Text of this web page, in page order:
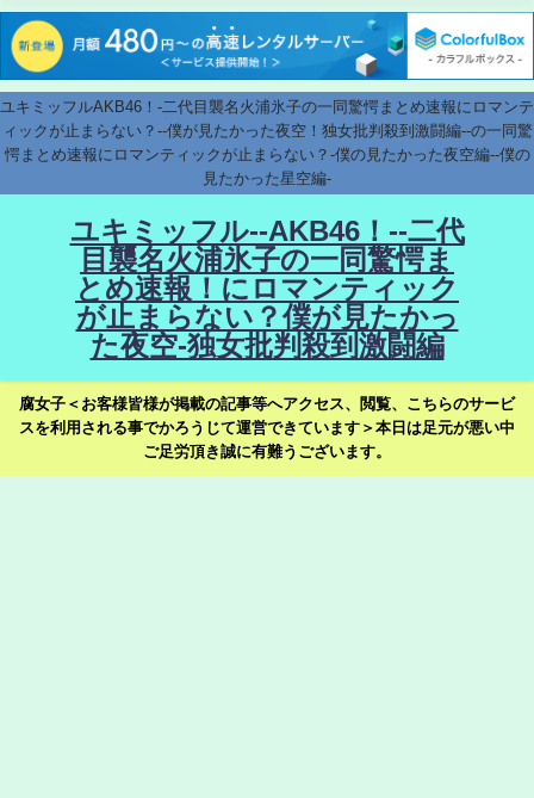
ユキミッフルAKB46！-二代目襲名火浦氷子の一同驚愕まとめ速報にロマンテ
ィックが止まらない？--僕が見たかった夜空！独女批判殺到激闘編--の一同驚
愕まとめ速報にロマンティックが止まらない？-僕の見たかった夜空編--僕の
見たかった星空編-
ユキミッフル--AKB46！--二代
目襲名火浦氷子の一同驚愕ま
とめ速報！にロマンティック
が止まらない？僕が見たかっ
た夜空-独女批判殺到激闘編
腐女子＜お客様皆様が掲載の記事等へアクセス、閲覧、こちらのサービ
スを利用される事でかろうじて運営できています＞本日は足元が悪い中
ご足労頂き誠に有難うございます。